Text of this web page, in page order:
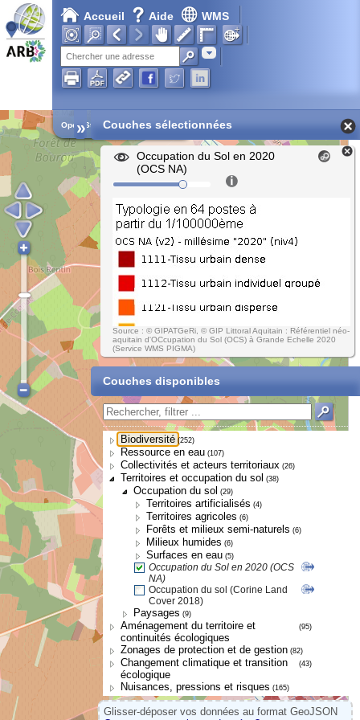
Accueil Aide WMS
Adresse
Open Street Map
» Couches sélectionnées
Occupation du Sol en 2020
(OCS NA)
Source : © GIPATGeRi, © GIP Littoral Aquitain : Référentiel néo-
aquitain d'OCcupation du Sol (OCS) à Grande Echelle 2020
(Service WMS PIGMA)
Couches disponibles
Biodiversité (252)
Ressource en eau (107)
Collectivités et acteurs territoriaux (26)
Territoires et occupation du sol (38)
Occupation du sol (29)
Territoires artificialisés (4)
Territoires agricoles (6)
Forêts et milieux semi-naturels (6)
Milieux humides (6)
Surfaces en eau (5)
Occupation du Sol en 2020 (OCS
NA)
Occupation du sol (Corine Land
Cover 2018)
Paysages (9)
Aménagement du territoire et
continuités écologiques
(95)
Zonages de protection et de gestion (82)
Changement climatique et transition
écologique
(43)
Nuisances, pressions et risques (165)
Glisser-déposer vos données au format GeoJSON